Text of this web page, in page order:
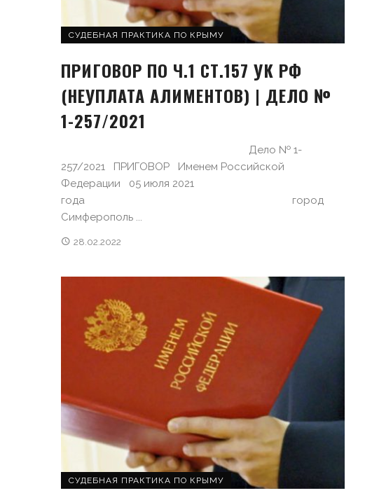
СУДЕБНАЯ ПРАКТИКА ПО КРЫМУ
ПРИГОВОР ПО Ч.1 СТ.157 УК РФ
(НЕУПЛАТА АЛИМЕНТОВ) | ДЕЛО №
1-257/2021
Дело № 1-
257/2021 ПРИГОВОР Именем Российской
Федерации 05 июля 2021
года город
Симферополь ...
28.02.2022
СУДЕБНАЯ ПРАКТИКА ПО КРЫМУ